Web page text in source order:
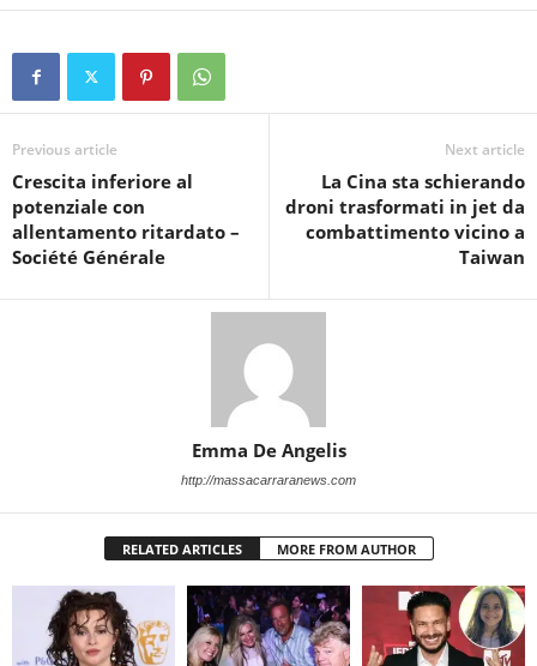
Previous article
Crescita inferiore al
potenziale con
allentamento ritardato –
Société Générale
Next article
La Cina sta schierando
droni trasformati in jet da
combattimento vicino a
Taiwan
Emma De Angelis
http://massacarraranews.com
RELATED ARTICLES MORE FROM AUTHOR